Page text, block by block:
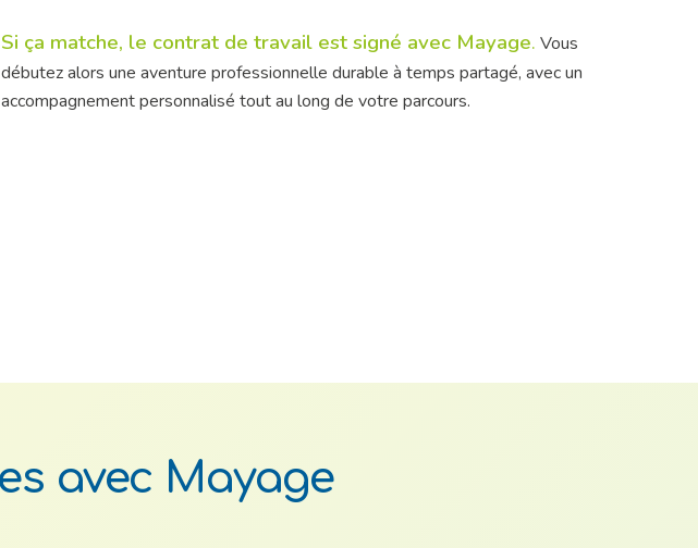
Si ça matche, le contrat de travail est signé avec Mayage. Vous
débutez alors une aventure professionnelle durable à temps partagé, avec un
accompagnement personnalisé tout au long de votre parcours.
avec Mayage